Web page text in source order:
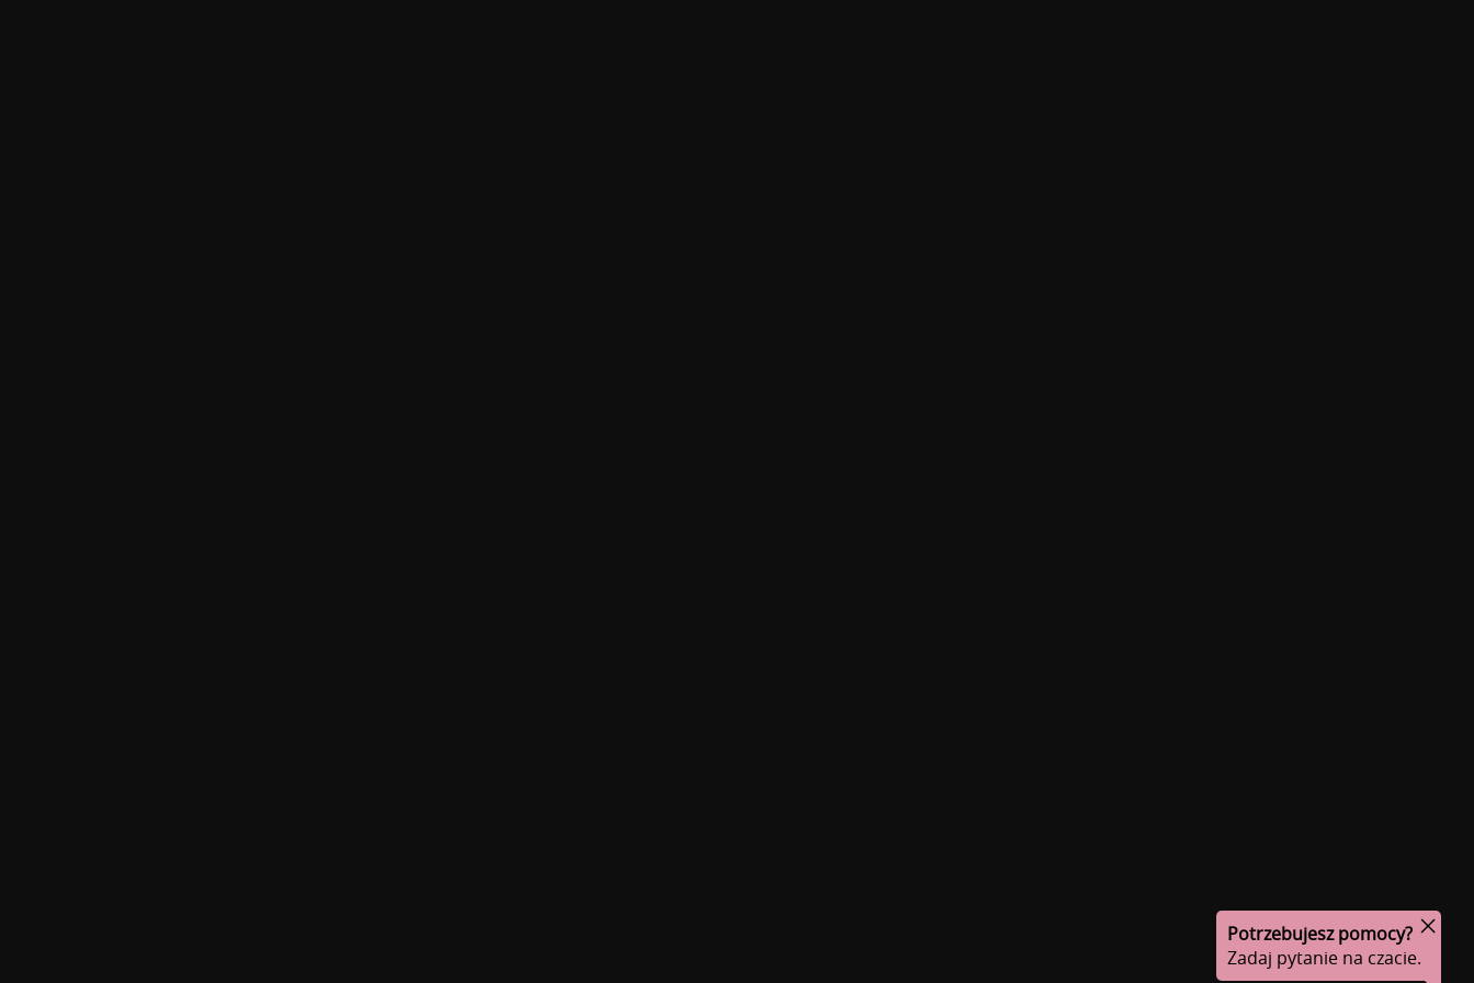
Potrzebujesz pomocy?
Zadaj pytanie na czacie.